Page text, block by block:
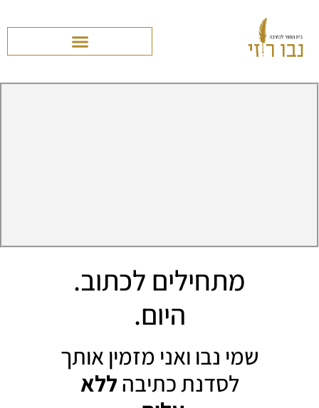
מתחילים לכתוב.
היום.
שמי נבו ואני מזמין אותך
לסדנת כתיבהללא